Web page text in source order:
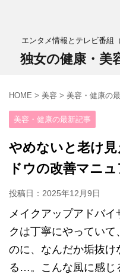
エンタメ情報とテレビ番組
独女の健康・美
HOME > 美容 > 美容・健康の
美容・健康の最新記事
やめないと老け
ドウの改善マニ
投稿日： 2025年12月9日
メイクアップアドバ
クは丁寧にやってい
のに、なんだか垢抜
る…。こんな風に感じ